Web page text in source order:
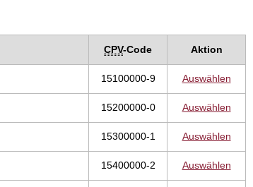
CPV-Code Aktion
15100000-9 Auswählen
15200000-0 Auswählen
15300000-1 Auswählen
15400000-2 Auswählen